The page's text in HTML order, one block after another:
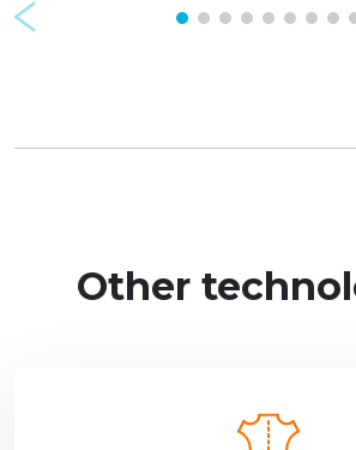
Prev
Other